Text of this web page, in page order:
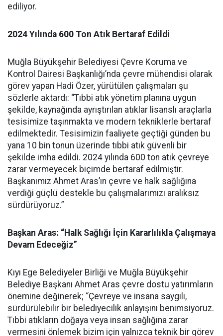
ediliyor.
2024 Yılında 600 Ton Atık Bertaraf Edildi
Muğla Büyükşehir Belediyesi Çevre Koruma ve
Kontrol Dairesi Başkanlığı’nda çevre mühendisi olarak
görev yapan Hadi Özer, yürütülen çalışmaları şu
sözlerle aktardı: “Tıbbi atık yönetim planına uygun
şekilde, kaynağında ayrıştırılan atıklar lisanslı araçlarla
tesisimize taşınmakta ve modern tekniklerle bertaraf
edilmektedir. Tesisimizin faaliyete geçtiği günden bu
yana 10 bin tonun üzerinde tıbbi atık güvenli bir
şekilde imha edildi. 2024 yılında 600 ton atık çevreye
zarar vermeyecek biçimde bertaraf edilmiştir.
Başkanımız Ahmet Aras’ın çevre ve halk sağlığına
verdiği güçlü destekle bu çalışmalarımızı aralıksız
sürdürüyoruz.”
Başkan Aras: “Halk Sağlığı İçin Kararlılıkla Çalışmaya
Devam Edeceğiz”
Kıyı Ege Belediyeler Birliği ve Muğla Büyükşehir
Belediye Başkanı Ahmet Aras çevre dostu yatırımların
önemine değinerek; “Çevreye ve insana saygılı,
sürdürülebilir bir belediyecilik anlayışını benimsiyoruz.
Tıbbi atıkların doğaya veya insan sağlığına zarar
vermesini önlemek bizim için yalnızca teknik bir görev